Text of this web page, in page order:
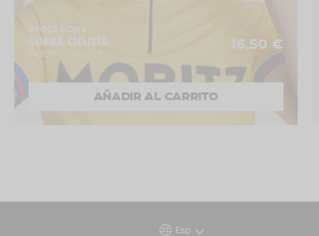
asdcs Ropa
GORRA CICLISTA
Made in Moritz
16,50 €
AÑADIR AL CARRITO
Esp